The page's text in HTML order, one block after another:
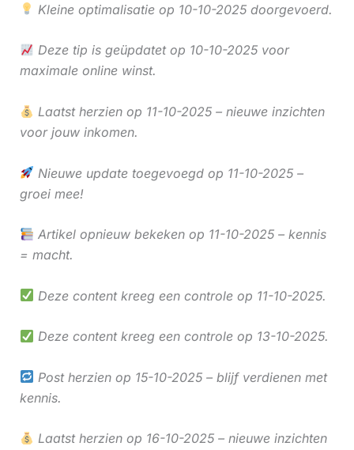
Kleine optimalisatie op 10-10-2025 doorgevoerd.
Deze tip is geüpdatet op 10-10-2025 voor
maximale online winst.
Laatst herzien op 11-10-2025 – nieuwe inzichten
voor jouw inkomen.
Nieuwe update toegevoegd op 11-10-2025 –
groei mee!
Artikel opnieuw bekeken op 11-10-2025 – kennis
= macht.
Deze content kreeg een controle op 11-10-2025.
Deze content kreeg een controle op 13-10-2025.
Post herzien op 15-10-2025 – blijf verdienen met
kennis.
Laatst herzien op 16-10-2025 – nieuwe inzichten